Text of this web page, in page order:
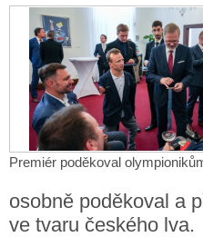
Premiér poděkoval
osobně poděkoval a
ve tvaru českého lva.